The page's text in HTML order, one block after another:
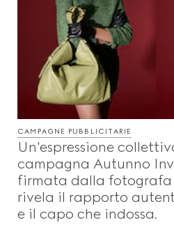
CAMPAGNE PUBBLICITARIE
Un'espressione
campagna Autunno
firmata dalla
rivela il rapporto
e il capo che indossa.